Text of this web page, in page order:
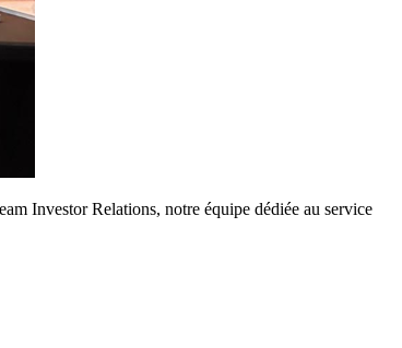
Investor Relations, notre équipe dédiée au service